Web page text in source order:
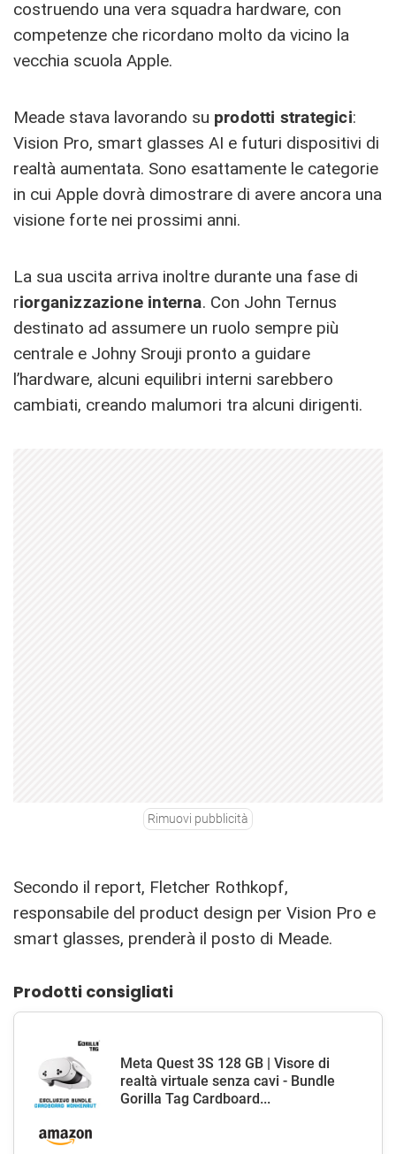
costruendo una vera squadra hardware, con
competenze che ricordano molto da vicino la
vecchia scuola Apple.
Meade stava lavorando su prodotti strategici:
Vision Pro, smart glasses AI e futuri dispositivi di
realtà aumentata. Sono esattamente le categorie
in cui Apple dovrà dimostrare di avere ancora una
visione forte nei prossimi anni.
La sua uscita arriva inoltre durante una fase di
riorganizzazione interna. Con John Ternus
destinato ad assumere un ruolo sempre più
centrale e Johny Srouji pronto a guidare
l’hardware, alcuni equilibri interni sarebbero
cambiati, creando malumori tra alcuni dirigenti.
Rimuovi pubblicità
Secondo il report, Fletcher Rothkopf,
responsabile del product design per Vision Pro e
smart glasses, prenderà il posto di Meade.
Prodotti consigliati
Meta Quest 3S 128 GB | Visore di
realtà virtuale senza cavi - Bundle
Gorilla Tag Cardboard...